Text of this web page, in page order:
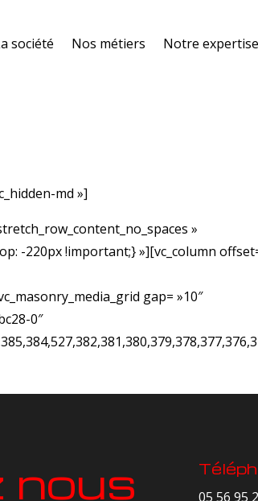
société Nos métiers Notre expertise
md »]
»
-220px !important;} »][vc_column
gap= »10″
0″
05 56 95